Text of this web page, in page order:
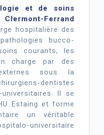
et de soins
Clermont-Ferrand
hospitalière des
bucco-
courants, les
charge par des
sous la
dentistes
Il se
Estaing et forme
un véritable
universitaire